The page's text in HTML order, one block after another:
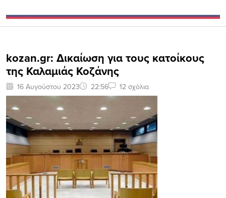
kozan.gr: Δικαίωση για τους κατοίκους
της Καλαμιάς Κοζάνης
16 Αυγούστου 2023 22:56 12 σχόλια